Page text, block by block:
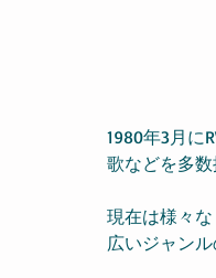
1980年3月に
歌などを多数
現在は様々
広いジャン